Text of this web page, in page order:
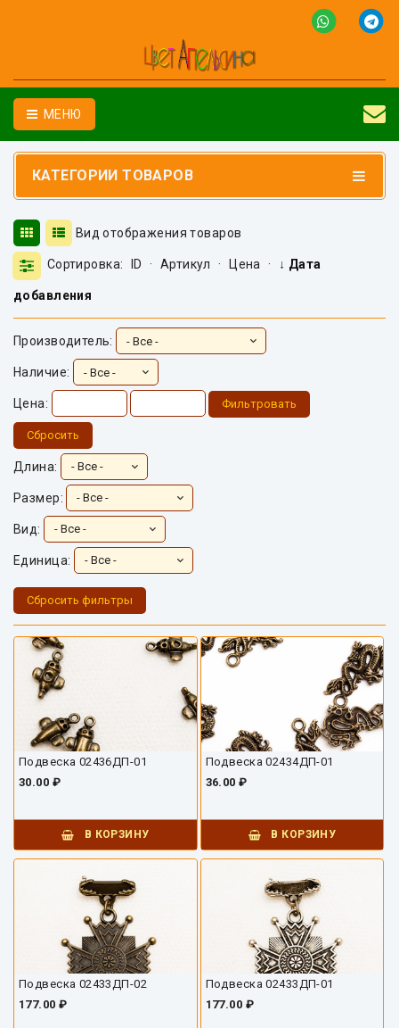
МЕНЮ
КАТЕГОРИИ ТОВАРОВ
Вид отображения товаров
Сортировка: ID · Артикул · Цена · ↓ Дата
добавления
Производитель:
Наличие:
Цена: Фильтровать
Сбросить
Длина:
Размер:
Вид:
Единица:
Сбросить фильтры
Подвеска 02436ДП-01
30.00 ₽
В КОРЗИНУ
Подвеска 02434ДП-01
36.00 ₽
В КОРЗИНУ
Подвеска 02433ДП-02
177.00 ₽
Подвеска 02433ДП-01
177.00 ₽